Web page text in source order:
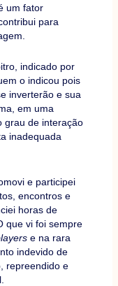
um fator
para
indicado por
o indicou pois
inverterão e sua
em uma
grau de interação
inadequada
e participei
encontros e
horas de
que vi foi sempre
e na rara
indevido de
repreendido e